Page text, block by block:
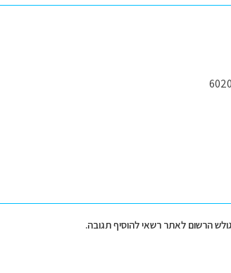
הרשום לאתר רשאי להוסיף תגובה.